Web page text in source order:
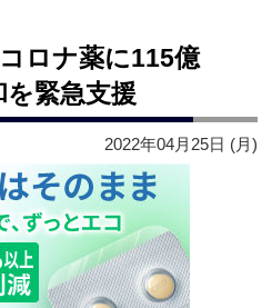
ロナ薬に115億
を緊急支援
2022年04月25日 (月)